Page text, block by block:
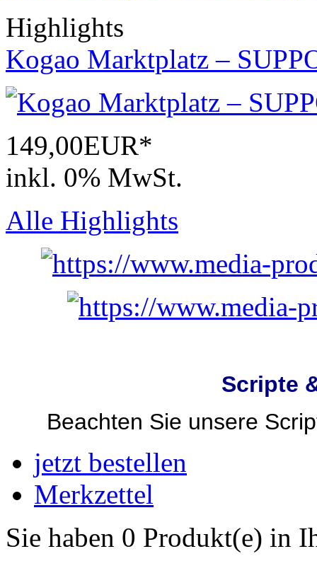
Highlights
Kogao Marktplatz –
149,00EUR*
inkl. 0% MwSt.
Alle Highlights
Scripte
Beachten Sie unsere
jetzt bestellen
Merkzettel
Sie haben 0 Produkt(e) in